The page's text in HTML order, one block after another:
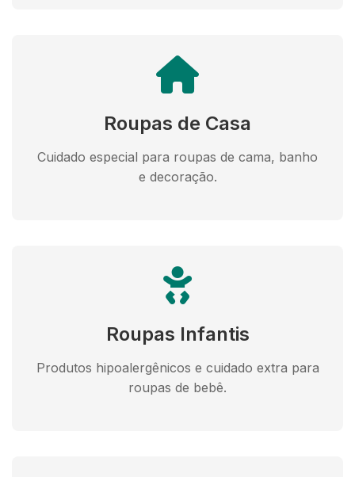
Roupas de Casa
Cuidado especial para roupas de cama, banho
e decoração.
Roupas Infantis
Produtos hipoalergênicos e cuidado extra para
roupas de bebê.